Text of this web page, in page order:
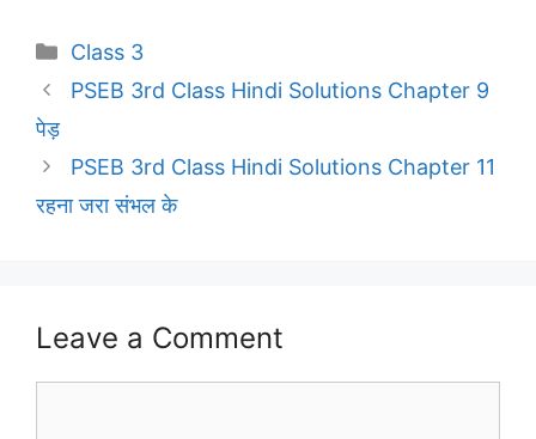
Categories
Class 3
PSEB 3rd Class Hindi Solutions Chapter 9
पेड़
PSEB 3rd Class Hindi Solutions Chapter 11
रहना जरा संभल के
Leave a Comment